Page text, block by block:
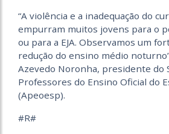
“A violência e a inadequação do
empurram muitos jovens para o
ou para a EJA. Observamos um
redução do ensino médio
Azevedo Noronha, presidente do
Professores do Ensino Oficial do
(Apeoesp).
#R#